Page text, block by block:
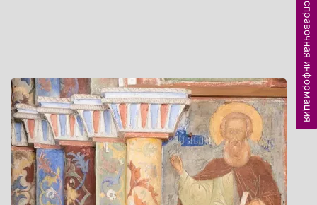
справочная информация